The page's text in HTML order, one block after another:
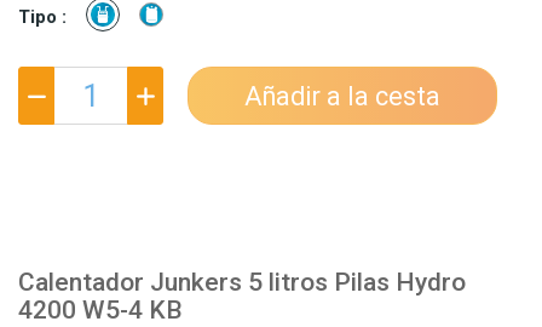
Tipo : NaturalButano
Añadir a la cesta
Calentador Junkers 5 litros Pilas Hydro
4200 W5-4 KB